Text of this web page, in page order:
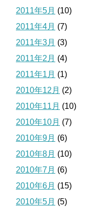
2011年5月 (10)
2011年4月 (7)
2011年3月 (3)
2011年2月 (4)
2011年1月 (1)
2010年12月 (2)
2010年11月 (10)
2010年10月 (7)
2010年9月 (6)
2010年8月 (10)
2010年7月 (6)
2010年6月 (15)
2010年5月 (5)